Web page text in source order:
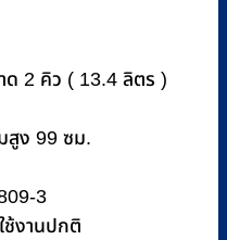
ด 2 คิว ( 13.4 ลิตร )
สูง 99 ซม.
3
ช้งานปกติ